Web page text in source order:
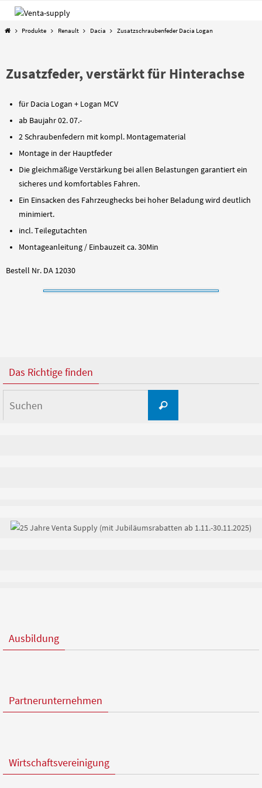
Zum
springen
StartProdukte Renault Dacia Zusatzschraubenfeder Dacia Logan
Zusatzfeder, verstärkt für Hinterachse
für Dacia Logan + Logan MCV
ab Baujahr 02. 07.-
2 Schraubenfedern mit kompl. Montagematerial
Montage in der Hauptfeder
Die gleichmäßige Verstärkung bei allen Belastungen garantiert ein
sicheres und komfortables Fahren.
Ein Einsacken des Fahrzeughecks bei hoher Beladung wird deutlich
minimiert.
incl. Teilegutachten
Montageanleitung / Einbauzeit ca. 30Min
Bestell Nr. DA 12030
Das Richtige finden
Suchen
Ausbildung
Partnerunternehmen
Wirtschaftsvereinigung